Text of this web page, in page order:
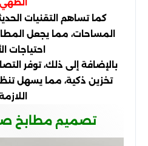
كما تساهم التقنيات
المساحات، مما يجعل
احتياجات
بالإضافة إلى ذلك، توفر
تخزين ذكية، مما يسهل
تصميم مطابخ